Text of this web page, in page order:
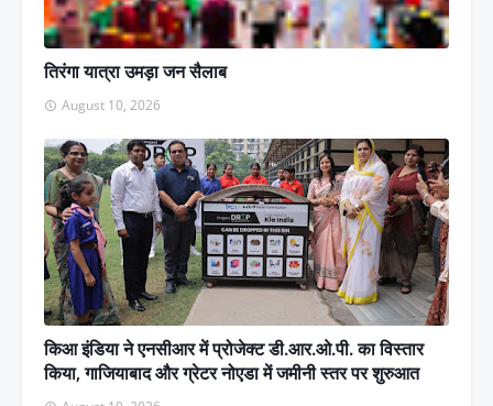
तिरंगा यात्रा उमड़ा जन सैलाब
August 10, 2026
किआ इंडिया ने एनसीआर में प्रोजेक्ट डी.आर.ओ.पी. का विस्तार
किया, गाजियाबाद और ग्रेटर नोएडा में जमीनी स्तर पर शुरुआत